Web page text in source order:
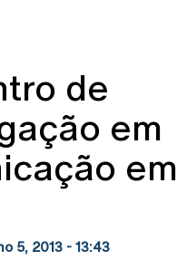
de
em
em
5, 2013 - 13:43